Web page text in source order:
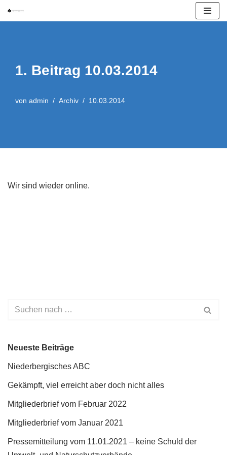
1. Beitrag 10.03.2014
von admin Archiv 10.03.2014
Wir sind wieder online.
Neueste Beiträge
Niederbergisches ABC
Gekämpft, viel erreicht aber doch nicht alles
Mitgliederbrief vom Februar 2022
Mitgliederbrief vom Januar 2021
Pressemitteilung vom 11.01.2021 – keine Schuld der